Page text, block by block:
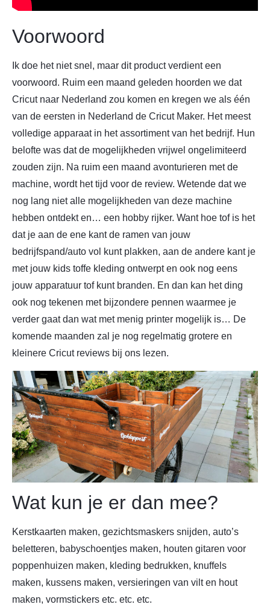
Voorwoord
Ik doe het niet snel, maar dit product verdient een
voorwoord. Ruim een maand geleden hoorden we dat
Cricut naar Nederland zou komen en kregen we als één
van de eersten in Nederland de Cricut Maker. Het meest
volledige apparaat in het assortiment van het bedrijf. Hun
belofte was dat de mogelijkheden vrijwel ongelimiteerd
zouden zijn. Na ruim een maand avonturieren met de
machine, wordt het tijd voor de review. Wetende dat we
nog lang niet alle mogelijkheden van deze machine
hebben ontdekt en… een hobby rijker. Want hoe tof is het
dat je aan de ene kant de ramen van jouw
bedrijfspand/auto vol kunt plakken, aan de andere kant je
met jouw kids toffe kleding ontwerpt en ook nog eens
jouw apparatuur tof kunt branden. En dan kan het ding
ook nog tekenen met bijzondere pennen waarmee je
verder gaat dan wat met menig printer mogelijk is… De
komende maanden zal je nog regelmatig grotere en
kleinere Cricut reviews bij ons lezen.
Wat kun je er dan mee?
Kerstkaarten maken, gezichtsmaskers snijden, auto’s
beletteren, babyschoentjes maken, houten gitaren voor
poppenhuizen maken, kleding bedrukken, knuffels
maken, kussens maken, versieringen van vilt en hout
maken, vormstickers etc. etc. etc.